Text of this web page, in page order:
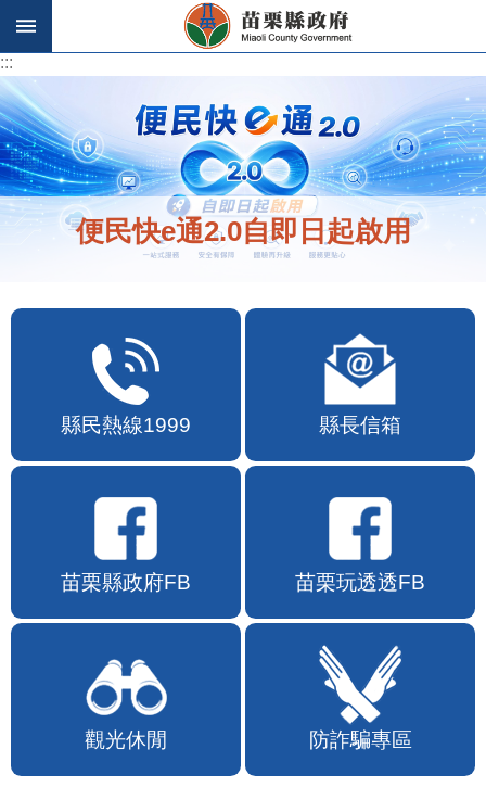
跳到主要內容區塊
:::
:::
便民快e通2.0自即日起啟用
縣民熱線1999 縣長信箱
苗栗縣政府FB 苗栗玩透透FB
觀光休閒 防詐騙專區